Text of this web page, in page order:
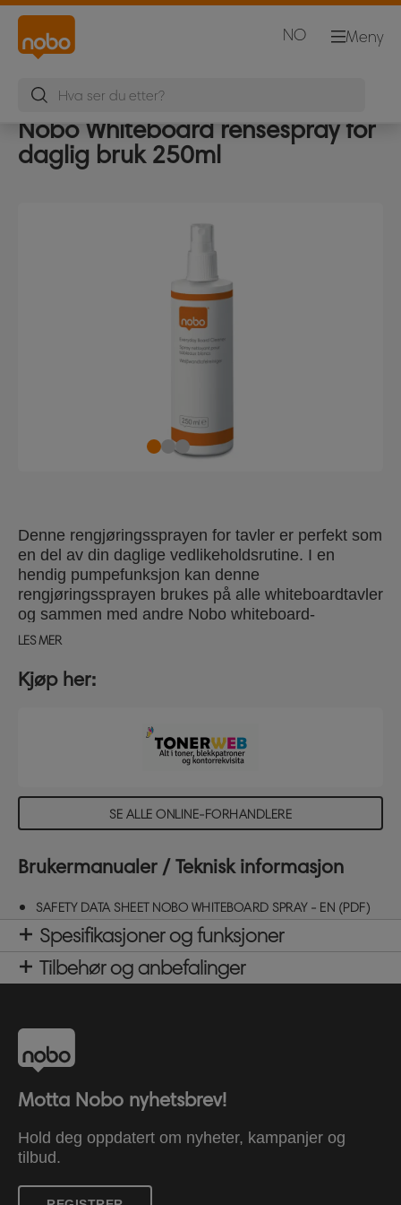
Meny
NO
Nobo Whiteboard rensespray for
daglig bruk 250ml
Denne rengjøringssprayen for tavler er perfekt som
en del av din daglige vedlikeholdsrutine. I en
hendig pumpefunksjon kan denne
rengjøringssprayen brukes på alle whiteboardtavler
og sammen med andre Nobo whiteboard-
rengjøringsprodukter for å holde overflaten på
LES MER
Kjøp her:
SE ALLE ONLINE-FORHANDLERE
Brukermanualer / Teknisk informasjon
SAFETY DATA SHEET NOBO WHITEBOARD SPRAY - EN (PDF)
Spesifikasjoner og funksjoner
Tilbehør og anbefalinger
Motta Nobo nyhetsbrev!
Hold deg oppdatert om nyheter, kampanjer og
tilbud.